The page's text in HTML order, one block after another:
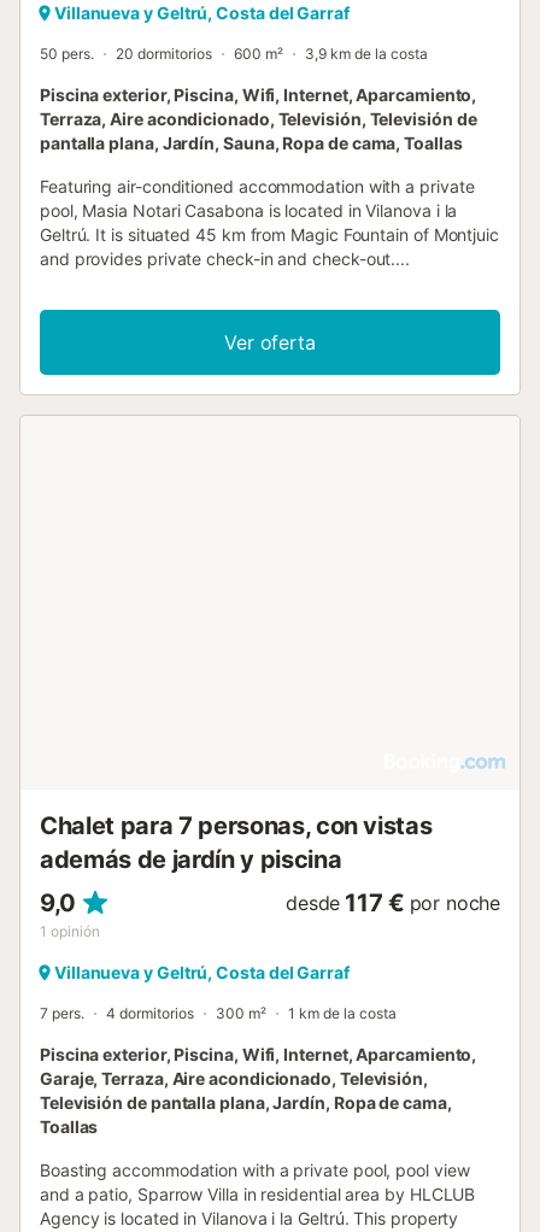
Villanueva y Geltrú, Costa del Garraf
50 pers. 20 dormitorios 600 m² 3,9 km de la costa
Piscina exterior, Piscina, Wifi, Internet, Aparcamiento,
Terraza, Aire acondicionado, Televisión, Televisión de
pantalla plana, Jardín, Sauna, Ropa de cama, Toallas
Featuring air-conditioned accommodation with a private
pool, Masia Notari Casabona is located in Vilanova i la
Geltrú. It is situated 45 km from Magic Fountain of Montjuic
and provides private check-in and check-out....
Ver oferta
Chalet para 7 personas, con vistas
además de jardín y piscina
9,0
1 opinión
desde 117 € por noche
Villanueva y Geltrú, Costa del Garraf
7 pers. 4 dormitorios 300 m² 1 km de la costa
Piscina exterior, Piscina, Wifi, Internet, Aparcamiento,
Garaje, Terraza, Aire acondicionado, Televisión,
Televisión de pantalla plana, Jardín, Ropa de cama,
Toallas
Boasting accommodation with a private pool, pool view
and a patio, Sparrow Villa in residential area by HLCLUB
Agency is located in Vilanova i la Geltrú. This property